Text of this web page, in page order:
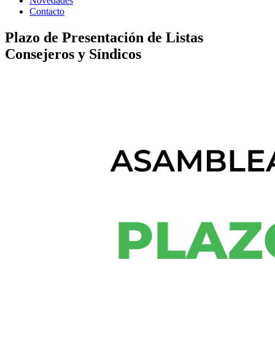
Contacto
Plazo de Presentación de Listas
Consejeros y Síndicos